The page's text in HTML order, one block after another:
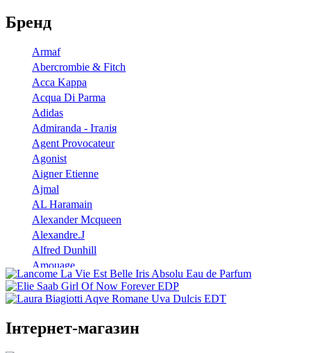
Бренд
Armaf
Abercrombie & Fitch
Acca Kappa
Acqua Di Parma
Adidas
Admiranda - Італія
Agent Provocateur
Agonist
Aigner Etienne
Ajmal
AL Haramain
Alexander Mcqueen
Alexandre.J
Alfred Dunhill
Amouage
Angel Schlesser
Anna Sui
Annick Goutal
Інтернет-магазин